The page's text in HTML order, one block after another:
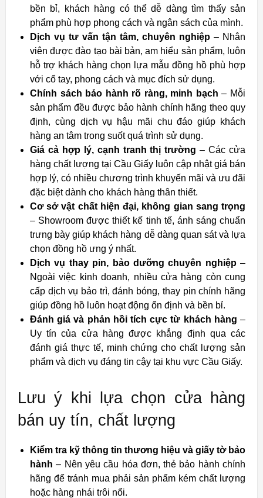
bền bỉ, khách hàng có thể dễ dàng tìm thấy sản
phẩm phù hợp phong cách và ngân sách của mình.
Dịch vụ tư vấn tận tâm, chuyên nghiệp – Nhân
viên được đào tạo bài bản, am hiểu sản phẩm, luôn
hỗ trợ khách hàng chọn lựa mẫu đồng hồ phù hợp
với cổ tay, phong cách và mục đích sử dụng.
Chính sách bảo hành rõ ràng, minh bạch – Mỗi
sản phẩm đều được bảo hành chính hãng theo quy
định, cùng dịch vụ hậu mãi chu đáo giúp khách
hàng an tâm trong suốt quá trình sử dụng.
Giá cả hợp lý, cạnh tranh thị trường – Các cửa
hàng chất lượng tại Cầu Giấy luôn cập nhật giá bán
hợp lý, có nhiều chương trình khuyến mãi và ưu đãi
đặc biệt dành cho khách hàng thân thiết.
Cơ sở vật chất hiện đại, không gian sang trọng
– Showroom được thiết kế tinh tế, ánh sáng chuẩn
trưng bày giúp khách hàng dễ dàng quan sát và lựa
chọn đồng hồ ưng ý nhất.
Dịch vụ thay pin, bảo dưỡng chuyên nghiệp–
Ngoài việc kinh doanh, nhiều cửa hàng còn cung
cấp dịch vụ bảo trì, đánh bóng, thay pin chính hãng
giúp đồng hồ luôn hoạt động ổn định và bền bỉ.
Đánh giá và phản hồi tích cực từ khách hàng –
Uy tín của cửa hàng được khẳng định qua các
đánh giá thực tế, minh chứng cho chất lượng sản
phẩm và dịch vụ đáng tin cậy tại khu vực Cầu Giấy.
Lưu ý khi lựa chọn cửa hàng
bán uy tín, chất lượng
Kiểm tra kỹ thông tin thương hiệu và giấy tờ bảo
hành – Nên yêu cầu hóa đơn, thẻ bảo hành chính
hãng để tránh mua phải sản phẩm kém chất lượng
hoặc hàng nhái trôi nổi.